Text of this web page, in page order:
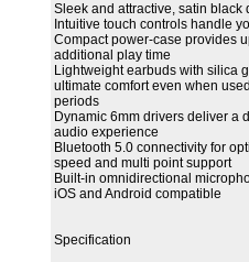
Sleek and attractive, satin black
Intuitive touch controls handle
Compact power-case provides
additional play time
Lightweight earbuds with silica
ultimate comfort even when
periods
Dynamic 6mm drivers deliver a
audio experience
Bluetooth 5.0 connectivity for
speed and multi point support
Built-in omnidirectional
iOS and Android compatible
Specification